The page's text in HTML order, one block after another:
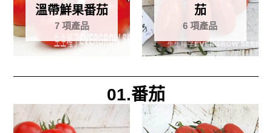
溫帶鮮果番茄
7 項產品
茄
6 項產品
01.番茄